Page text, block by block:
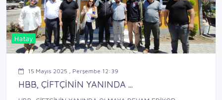
Hatay
15 Mayıs 2025 , Perşembe 12:39
HBB, ÇİFTÇİNİN YANINDA ...